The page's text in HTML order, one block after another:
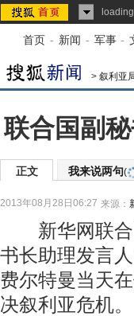
首页 - 新闻 - 军事 -
> 叙利亚
联合国副
正文 我来说两句(
2013年08月28日06:27 来源：
新华网联合
书长助理发言
费尔特曼当天
决叙利亚危机。